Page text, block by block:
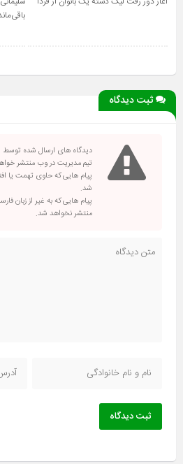
ثبت دیدگاه
دیدگاه های ارسال شده توسط
تیم مدیریت در وب منتشر
پیام هایی که حاوی تهمت یا
شد.
پیام هایی که به غیر از زبان
منتشر نخواهد شد.
ثبت دیدگاه